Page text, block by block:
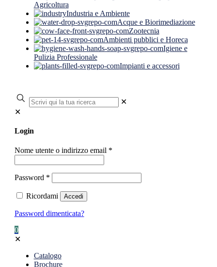
Agricoltura
Industria e Ambiente
Acque e Biorimediazione
Zootecnia
Ambienti pubblici e Horeca
Igiene e
Pulizia Professionale
Impianti e accessori
✕
✕
Login
Nome utente o indirizzo email *
Password *
Ricordami Accedi
Password dimenticata?
0
✕
Catalogo
Brochure